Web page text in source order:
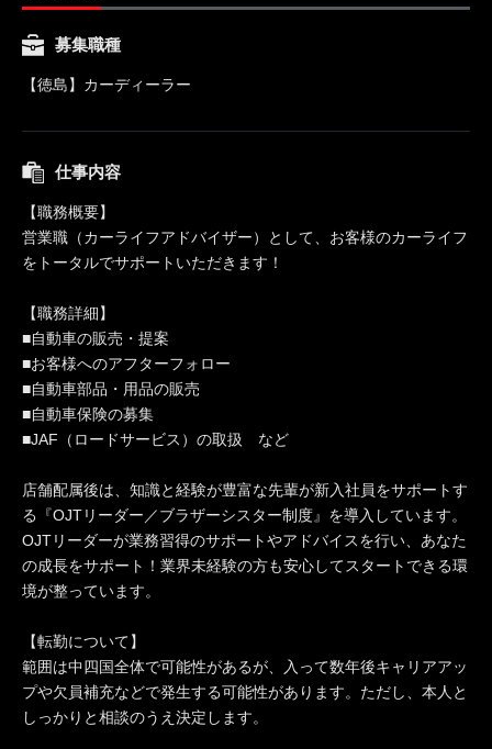
募集職種
【徳島】カーディーラー
仕事内容
【職務概要】
営業職（カーライフアドバイザー）として、お客様のカーライフ
をトータルでサポートいただきます！
【職務詳細】
■自動車の販売・提案
■お客様へのアフターフォロー
■自動車部品・用品の販売
■自動車保険の募集
■JAF（ロードサービス）の取扱 など
店舗配属後は、知識と経験が豊富な先輩が新入社員をサポートす
る『OJTリーダー／ブラザーシスター制度』を導入しています。
OJTリーダーが業務習得のサポートやアドバイスを行い、あなた
の成長をサポート！業界未経験の方も安心してスタートできる環
境が整っています。
【転勤について】
範囲は中四国全体で可能性があるが、入って数年後キャリアアッ
プや欠員補充などで発生する可能性があります。ただし、本人と
しっかりと相談のうえ決定します。